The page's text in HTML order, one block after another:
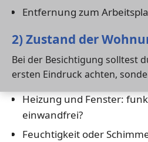
Entfernung zum
2) Zustand der
Bei der Besichtigung solltest
ersten Eindruck achten,
Heizung und Fenster:
einwandfrei?
Feuchtigkeit oder